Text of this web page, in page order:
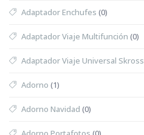
Adaptador Enchufes (0)
Adaptador Viaje Multifunción (0)
Adaptador Viaje Universal Skross
Adorno (1)
Adorno Navidad (0)